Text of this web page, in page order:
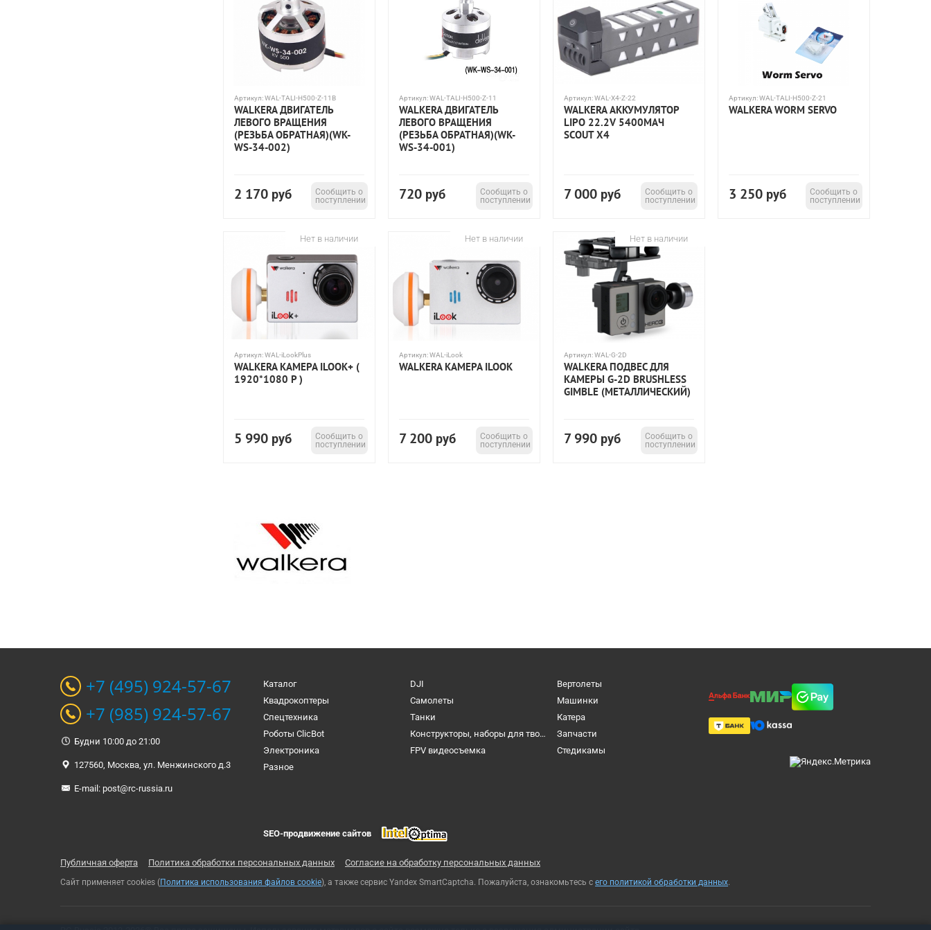
Артикул:WAL-TALI-H500-Z-11B
WALKERA ДВИГАТЕЛЬ
ЛЕВОГО ВРАЩЕНИЯ
(РЕЗЬБА ОБРАТНАЯ)(WK-
WS-34-002)
2 170 руб
Сообщить о
поступлении
Артикул:WAL-TALI-H500-Z-11
WALKERA ДВИГАТЕЛЬ
ЛЕВОГО ВРАЩЕНИЯ
(РЕЗЬБА ОБРАТНАЯ)(WK-
WS-34-001)
720 руб
Сообщить о
поступлении
Артикул:WAL-X4-Z-22
WALKERA АККУМУЛЯТОР
LIPО 22.2V 5400МАЧ
SCOUT X4
7 000 руб
Сообщить о
поступлении
Артикул:WAL-TALI-H500-Z-21
WALKERA WORM SERVO
3 250 руб
Сообщить о
поступлении
Нет в наличии
Артикул:WAL-iLookPlus
WALKERA КАМЕРА ILOOK+ (
1920*1080 P )
5 990 руб
Сообщить о
поступлении
Нет в наличии
Артикул:WAL-iLook
WALKERA КАМЕРА ILOOK
7 200 руб
Сообщить о
поступлении
Нет в наличии
Артикул:WAL-G-2D
WALKERA ПОДВЕС ДЛЯ
КАМЕРЫ G-2D BRUSHLESS
GIMBLE (МЕТАЛЛИЧЕСКИЙ)
7 990 руб
Сообщить о
поступлении
+7 (495) 924-57-67
+7 (985) 924-57-67
Будни 10:00 до 21:00
127560, Москва, ул. Менжинского д.3
E-mail: post@rc-russia.ru
Каталог DJI
Вертолеты
Квадрокоптеры
Самолеты
Машинки
Спецтехника
Танки
Катера
Роботы ClicBot
Конструкторы, наборы для творчества и настольные игры
Запчасти
Электроника
FPV видеосъемка
Cтедикамы
Разное
SEO-продвижение сайтов
Публичная оферта Политика обработки персональных данных Согласие на обработку персональных данных
Сайт применяет cookies (Политика использования файлов cookie), а также сервис Yandex SmartCaptcha. Пожалуйста, ознакомьтесь с его политикой обработки данных.